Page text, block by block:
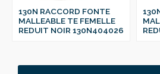
130N RACCORD FONTE
MALLEABLE TE FEMELLE
REDUIT NOIR 130N404026